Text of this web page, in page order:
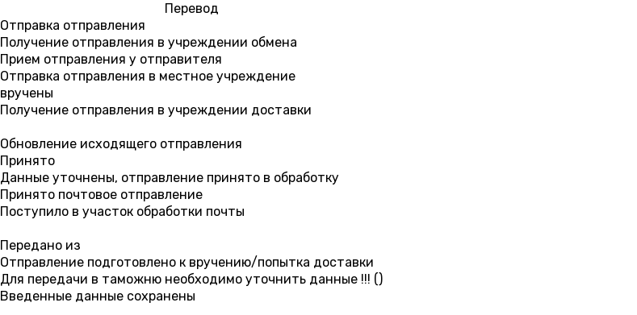
Перевод
Отправка отправления
Получение отправления в учреждении обмена
Прием отправления у отправителя
Отправка отправления в местное учреждение
вручены
Получение отправления в учреждении доставки
Обновление исходящего отправления
Принято
Данные уточнены, отправление принято в обработку
Принято почтовое отправление
Поступило в участок обработки почты
Передано из
Отправление подготовлено к вручению/попытка доставки
Для передачи в таможню необходимо уточнить данные !!! ()
Введенные данные сохранены